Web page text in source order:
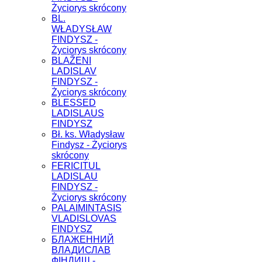
Życiorys skrócony
BL.
WŁADYSŁAW
FINDYSZ -
Życiorys skrócony
BLAŽENI
LADISLAV
FINDYSZ -
Życiorys skrócony
BLESSED
LADISLAUS
FINDYSZ
Bł. ks. Władysław
Findysz - Życiorys
skrócony
FERICITUL
LADISLAU
FINDYSZ -
Życiorys skrócony
PALAIMINTASIS
VLADISLOVAS
FINDYSZ
БЛАЖЕННИЙ
ВЛАДИСЛАВ